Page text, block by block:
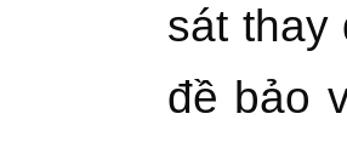
sát thay
đề bảo